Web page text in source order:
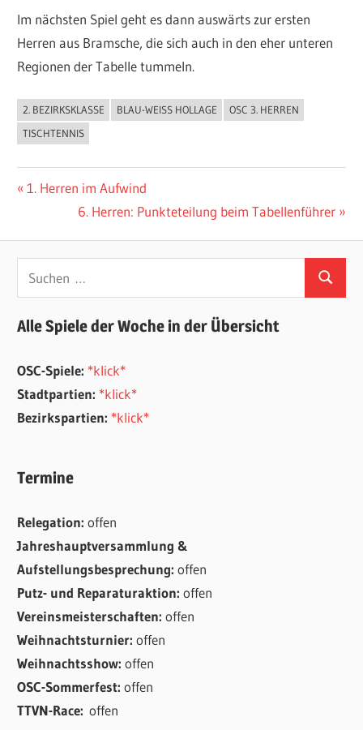
Im nächsten Spiel geht es dann auswärts zur ersten
Herren aus Bramsche, die sich auch in den eher unteren
Regionen der Tabelle tummeln.
ALLGEMEIN
2. BEZIRKSKLASSE BLAU-WEISS HOLLAGE
OSC 3. HERREN
TISCHTENNIS
Beitragsnavigation
Vorheriger
1. Herren im Aufwind
Nächster
6. Herren: Punkteteilung beim Tabellenführer
Suchen
Alle Spiele der Woche in der Übersicht
OSC-Spiele: *klick*
Stadtpartien: *klick*
Bezirkspartien: *klick*
Termine
Relegation:offen
Jahreshauptversammlung &
Aufstellungsbesprechung:offen
Putz- und Reparaturaktion:offen
Vereinsmeisterschaften:offen
Weihnachtsturnier:offen
Weihnachtsshow:offen
OSC-Sommerfest:offen
TTVN-Race:offen